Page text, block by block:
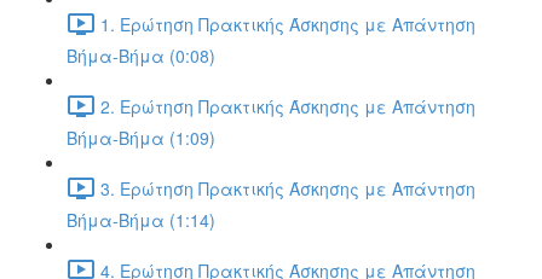
1. Ερώτηση Πρακτικής Άσκησης με Απάντηση
Βήμα-Βήμα (0:08)
2. Ερώτηση Πρακτικής Άσκησης με Απάντηση
Βήμα-Βήμα (1:09)
3. Ερώτηση Πρακτικής Άσκησης με Απάντηση
Βήμα-Βήμα (1:14)
4. Ερώτηση Πρακτικής Άσκησης με Απάντηση